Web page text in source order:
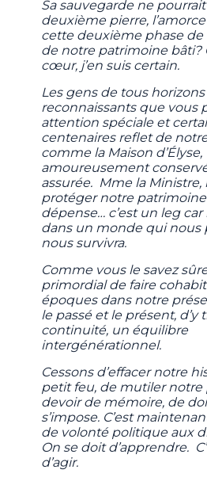
Sa sauvegarde ne
deuxième pierre,
cette deuxième phase de
de notre patrimoine bâti?
cœur, j’en suis certain.
Les gens de tous
reconnaissants que vous
attention spéciale et
centenaires reflet de
comme la Maison d’Élyse,
amoureusement
assurée. Mme la
protéger notre patrimoine
dépense… c’est un leg
dans un monde qui nous
nous survivra.
Comme vous le savez
primordial de faire
époques dans notre
le passé et le présent, d’y
continuité, un équilibre
intergénérationnel.
Cessons d’effacer notre
petit feu, de mutiler notre
devoir de mémoire, de
s’impose. C’est
de volonté politique aux
On se doit d’apprendre.
d’agir.